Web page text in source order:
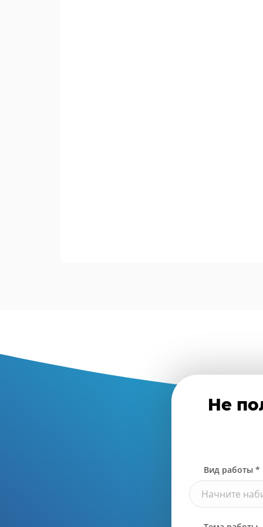
Не
Вид работы *
Начните